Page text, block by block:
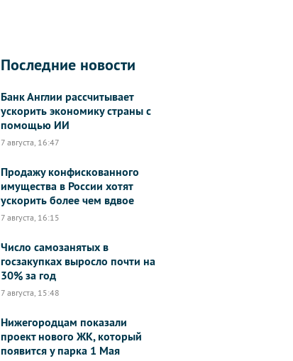
Последние новости
Банк Англии рассчитывает
ускорить экономику страны с
помощью ИИ
7 августа, 16:47
Продажу конфискованного
имущества в России хотят
ускорить более чем вдвое
7 августа, 16:15
Число самозанятых в
госзакупках выросло почти на
30% за год
7 августа, 15:48
Нижегородцам показали
проект нового ЖК, который
появится у парка 1 Мая